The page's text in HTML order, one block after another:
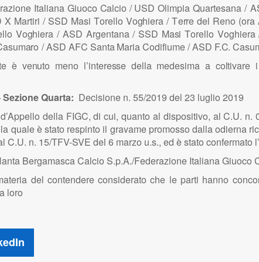
razioneItaliana Giuoco Calcio /USD Olimpia Quartesana / A
X Martiri / SSD Masi Torello Voghiera /Terre del Reno (ora
llo Voghiera /ASD Argentana / SSD MasiTorello Voghiera
asumaro / ASD AFC SantaMaria Codifiume /ASD F.C.Casu
è venuto meno l’interesse della medesima a coltivare
Quarta: Decisione n. 55/2019 del 23 luglio 2019
della FIGC, di cui, quanto al dispositivo, al C.U. n.
quale è stato respinto il gravame promosso dalla odierna
n. 15/TFV-SVE del 6 marzo u.s., ed è stato confermato
Bergamasca Calcio S.p.A./Federazione Italiana Giuoco
del contendere considerato che le parti hanno
loro